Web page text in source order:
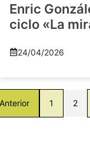
Enric
ciclo «La
24/04/2026
1 2